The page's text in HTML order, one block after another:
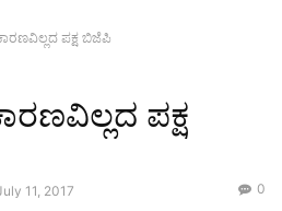
ಪಕ್ಷ ಬಿಜೆಪಿ
ಪಕ್ಷ
11, 2017 0